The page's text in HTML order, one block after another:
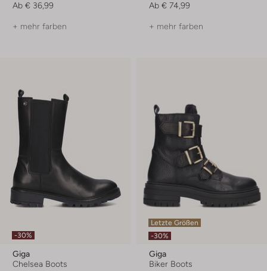
Ab € 36,99
+ mehr farben
Ab € 74,99
+ mehr farben
-30%
Giga
Chelsea Boots
Letzte Größen
-30%
Giga
Biker Boots